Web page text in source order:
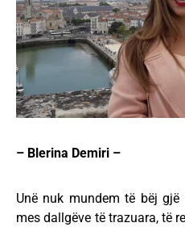
– Blerina Demiri –
Unë nuk mundem të bëj gjë
mes dallgëve të trazuara, të